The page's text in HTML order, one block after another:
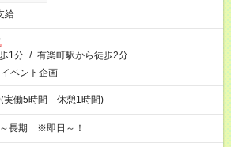
給
1分 / 有楽町駅から徒歩2分
ベント企画
実働5時間 休憩1時間)
～長期 ※即日～！